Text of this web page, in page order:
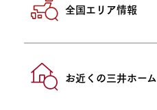
全国エリア情報
お近くの三井ホーム